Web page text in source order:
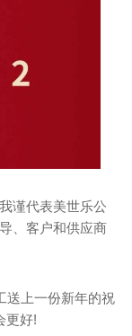
谨代表美世乐公
、客户和供应商
送上一份新年的祝
更好!